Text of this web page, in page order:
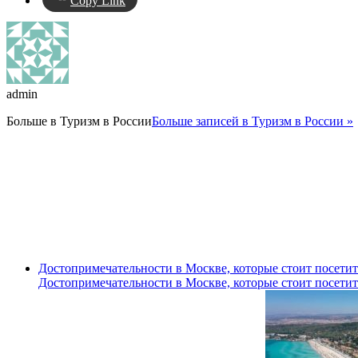
admin
Больше в Туризм в РоссииБольше записей в Туризм в России »
Достопримечательности в Москве, которые стоит
Достопримечательности в Москве, которые стоит